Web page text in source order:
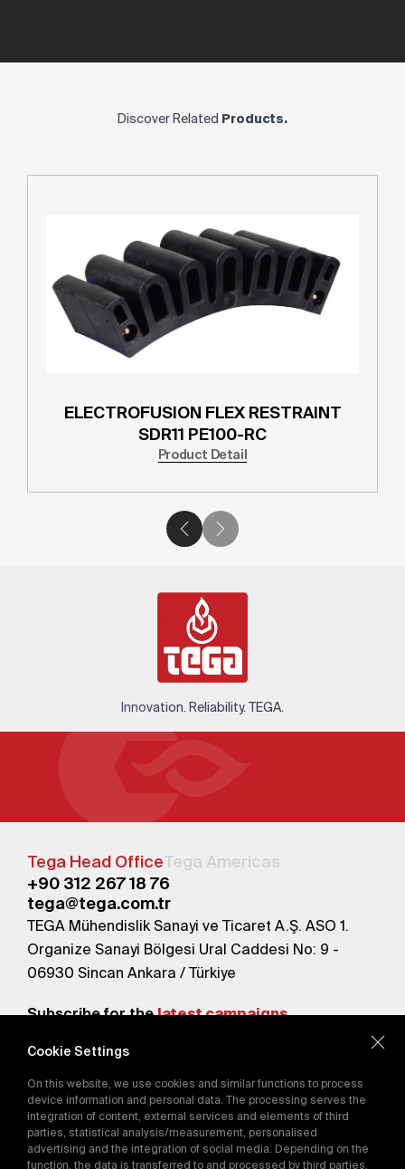
Discover Related Products.
ELECTROFUSION FLEX RESTRAINT
SDR11 PE100-RC
Product Detail
Innovation. Reliability. TEGA.
Tega Head OfficeTega Americas
+90 312 267 18 76
tega@tega.com.tr
TEGA Mühendislik Sanayi ve Ticaret A.Ş. ASO 1.
Organize Sanayi Bölgesi Ural Caddesi No: 9 -
06930 Sincan Ankara / Türkiye
Subscribe for thelatest campaigns.
By subscribing, you agree to our
Privacy Policy
Cookie Settings
On this website, we use cookies and similar functions to process
device information and personal data. The processing serves the
integration of content, external services and elements of third
parties, statistical analysis/measurement, personalised
advertising and the integration of social media. Depending on the
function, the data is transferred to and processed by third parties.